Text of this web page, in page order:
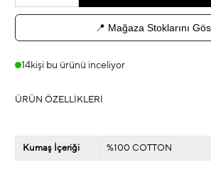
📍 Mağaza Stoklarını
14kişi bu ürünü inceliyor
ÜRÜN ÖZELLIKLERI
Kumaş İçeriği %100 COTTON